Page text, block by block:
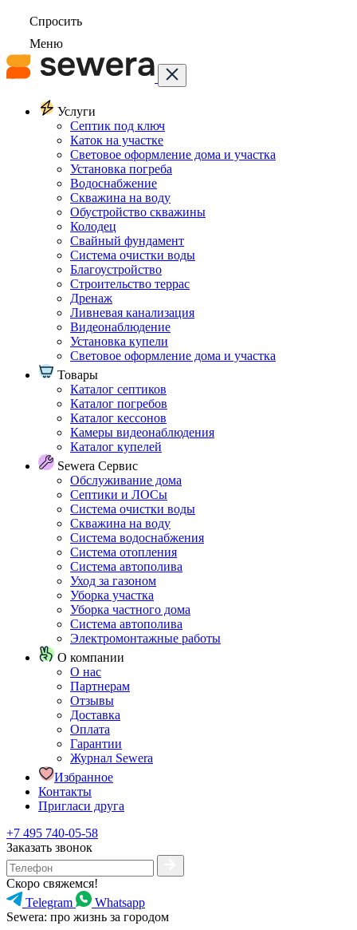
Спросить
Меню
Услуги
Септик под ключ
Каток на участке
Световое оформление дома и участка
Установка погреба
Водоснабжение
Скважина на воду
Обустройство скважины
Колодец
Свайный фундамент
Система очистки воды
Благоустройство
Строительство террас
Дренаж
Ливневая канализация
Видеонаблюдение
Установка купели
Световое оформление дома и участка
Товары
Каталог септиков
Каталог погребов
Каталог кессонов
Камеры видеонаблюдения
Каталог купелей
Sewera Сервис
Обслуживание дома
Септики и ЛОСы
Система очистки воды
Скважина на воду
Система водоснабжения
Система отопления
Система автополива
Уход за газоном
Уборка участка
Уборка частного дома
Система автополива
Электромонтажные работы
О компании
О нас
Партнерам
Отзывы
Доставка
Оплата
Гарантии
Журнал Sewera
Избранное
Контакты
Пригласи друга
+7 495 740-05-58
Заказать звонок
Скоро свяжемся!
Telegram
Whatsapp
Sewera: про жизнь за городом